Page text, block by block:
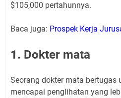
$105,000 pertahunnya.
Baca juga: Prospek Kerja
1. Dokter mata
Seorang dokter mata bertugas
mencapai penglihatan yang